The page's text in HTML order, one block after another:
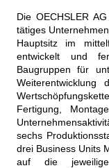
Die OECHSLER
tätiges
Hauptsitz im
entwickelt und
Baugruppen für
Weiterentwicklung
Fertigung,
sechs
drei Business Units
auf die